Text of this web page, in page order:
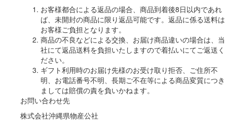
お客様都合による返品の場合、商品到着後8日以内であれ
ば、未開封の商品に限り返品可能です。返品に係る送料は
お客様ご負担となります。
商品の不良などによる交換、お届け商品違いの場合は、当
社にて返品送料を負担いたしますので着払いにてご返送く
ださい。
ギフト利用時のお届け先様のお受け取り拒否、ご住所不
明、お電話番号不明、長期ご不在等による商品変質につき
ましては賠償の責を負いかねます。
お問い合わせ先
株式会社沖縄県物産公社